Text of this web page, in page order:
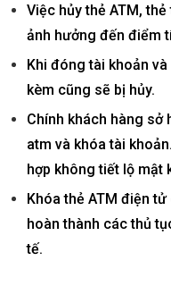
Việc hủy thẻ ATM,
ảnh hưởng đến điểm
Khi đóng tài khoản
kèm cũng sẽ bị hủy.
Chính khách hàng sở
atm và khóa tài
hợp không tiết lộ mật
Khóa thẻ ATM điện
hoàn thành các thủ
tế.